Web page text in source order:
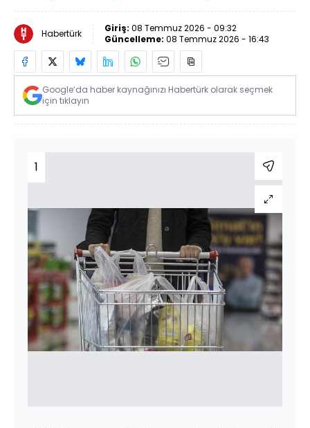
Habertürk Giriş: 08 Temmuz 2026 - 09:32
Güncelleme: 08 Temmuz 2026 - 16:43
Google’da haber kaynağınızı Habertürk olarak seçmek
için tıklayın
1